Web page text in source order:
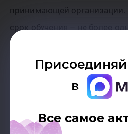
в
Все самое
принимающей
срок обучения – не более
(до 10 месяцев) и не менее
Для централизованной
конкурс принимаются до 23
главного корпуса (за
информацией обращайтесь в